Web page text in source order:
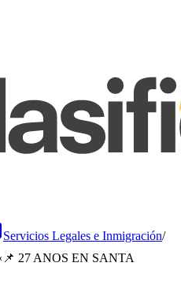
Servicios Legales e Inmigración/
27 ANOS EN SANTA